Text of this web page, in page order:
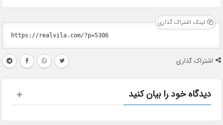
لینک اشتراک گذاری
اشتراک گذاری
دیدگاه خود را بیان کنید